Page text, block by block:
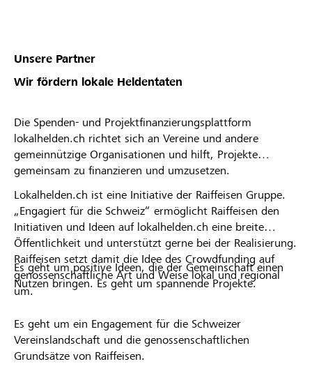
Unsere Partner
Wir fördern lokale Heldentaten
Die Spenden- und Projektfinanzierungsplattform
lokalhelden.ch richtet sich an Vereine und andere
gemeinnützige Organisationen und hilft, Projekte
gemeinsam zu finanzieren und umzusetzen.
Lokalhelden.ch ist eine Initiative der Raiffeisen Gruppe.
„Engagiert für die Schweiz“ ermöglicht Raiffeisen den
Initiativen und Ideen auf lokalhelden.ch eine breite
Öffentlichkeit und unterstützt gerne bei der Realisierung.
Raiffeisen setzt damit die Idee des Crowdfunding auf
genossenschaftliche Art und Weise lokal und regional
um.
Es geht um positive Ideen, die der Gemeinschaft einen
Nutzen bringen. Es geht um spannende Projekte.
Es geht um ein Engagement für die Schweizer
Vereinslandschaft und die genossenschaftlichen
Grundsätze von Raiffeisen.